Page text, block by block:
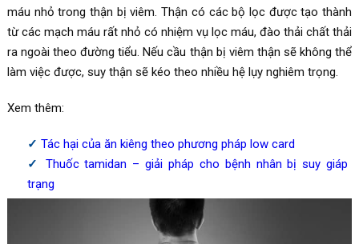
máu nhỏ trong thận bị viêm. Thận có các bộ lọc được tạo thành
từ các mạch máu rất nhỏ có nhiệm vụ lọc máu, đào thải chất thải
ra ngoài theo đường tiểu. Nếu cầu thận bị viêm thận sẽ không thể
làm việc được, suy thận sẽ kéo theo nhiều hệ lụy nghiêm trọng.
Xem thêm:
Tác hại của ăn kiêng theo phương pháp low card
Thuốc tamidan – giải pháp cho bệnh nhân bị suy giáp
trạng